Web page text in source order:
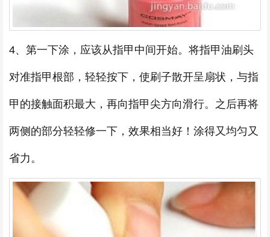
4、第一下涂，应该从指甲中间开始。将指甲油刷头
对准指甲根部，轻轻按下，使刷子散开呈扇状，与指
甲的接触面积最大，再向指甲尖方向滑行。之后再将
两侧的部分轻轻修一下，效果相当好！涂得又均匀又
省力。